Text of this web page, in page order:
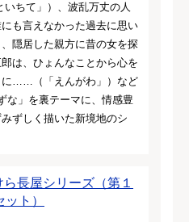
いちて」）、波乱万丈の人
も言えなかった過去に思い
隠居した親方に昔の女を探
は、ひょんなことから心を
に……（「えんがわ」）など
な」を裏テーマに、情感豊
ずしく描いた新境地のシ
長屋シリーズ（第１
ト）